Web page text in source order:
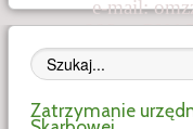
e-mail:
992, e-
Szukaj...
Zatrzymanie